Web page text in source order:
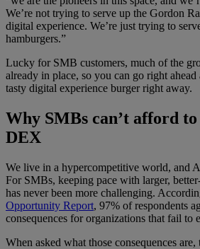
We’re not trying to serve up the Gordon
digital experience. We’re just trying to
hamburgers.”
Lucky for SMB customers, much of the
already in place, so you can go right
tasty digital experience burger right away.
Why SMBs can’t afford
DEX
We live in a hypercompetitive world, and
For SMBs, keeping pace with larger,
has never been more challenging.
Opportunity Report, 97% of respondents
consequences for organizations that fail to
When asked what those consequences are,